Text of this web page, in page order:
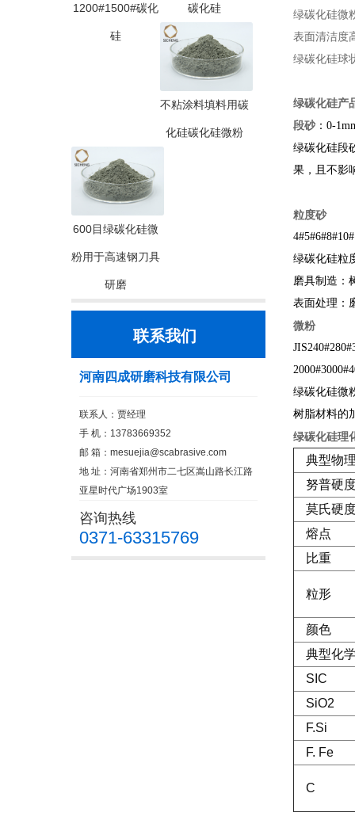
1200#1500#碳化
硅
碳化硅
不粘涂料填料用碳
化硅碳化硅微粉
600目绿碳化硅微
粉用于高速钢刀具
研磨
联系我们
河南四成研磨科技有限公司
联系人：贾经理
手 机：13783669352
邮 箱： mesuejia@scabrasive.com
地 址：河南省郑州市二七区嵩山路长江路
亚星时代广场1903室
咨询热线
0371-63315769
绿碳化硅微
表面清洁度
绿碳化硅球
绿碳化硅产
段砂：0-
绿碳化硅段
果，且不影
粒度砂
绿碳化硅粒
磨具制造：
表面处理：
微粉
绿碳化硅微
树脂材料的
绿碳化硅理
典型物
努普硬
莫氏硬
熔点
比重
粒形
颜色
典型化
SIC
SiO2
F.Si
F. Fe
C